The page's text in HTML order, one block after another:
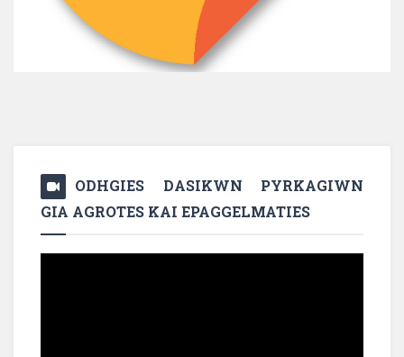
ODHGIES DASIKWN PYRKAGIWN
GIA AGROTES KAI EPAGGELMATIES